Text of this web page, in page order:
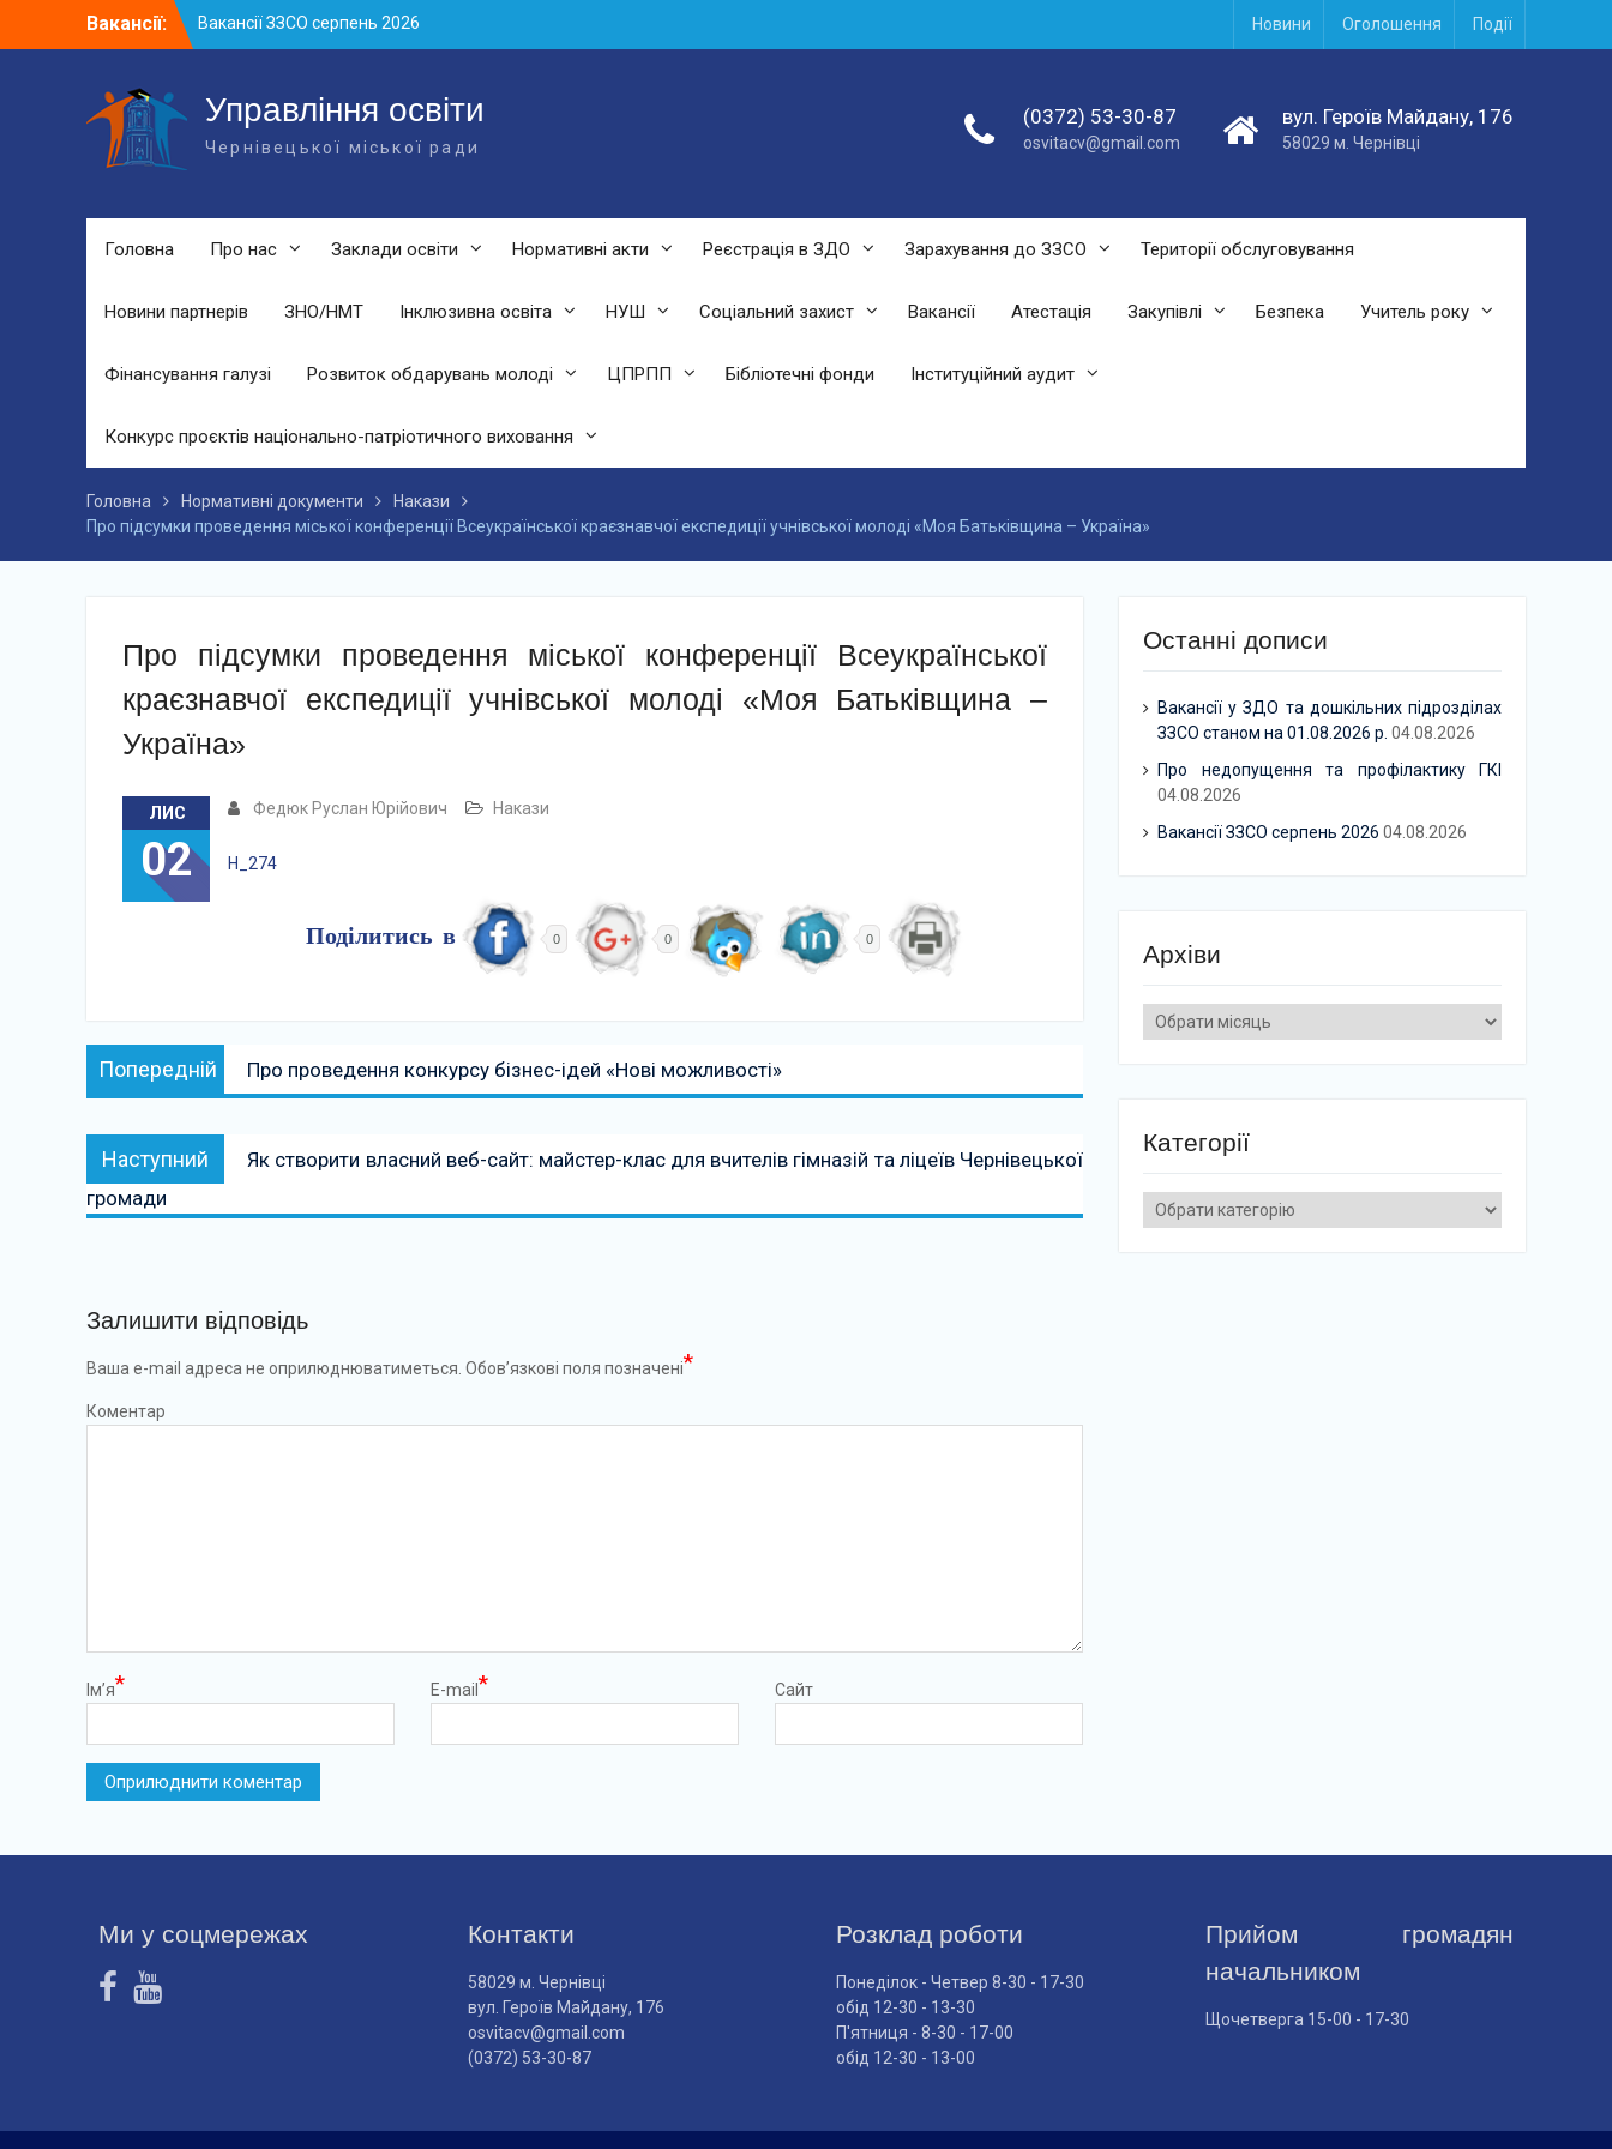
Вакансії:
Вакансії ЗЗСО серпень 2026
Вакансії ЗЗСО червень 2026
підрозділах ЗЗСО станом на 01.08.2026
р.
Новини Оголошення Події
Управління освіти
Чернівецької міської ради
(0372) 53-30-87
osvitacv@gmail.com
вул. Героїв Майдану, 176
58029 м. Чернівці
Головна Про нас Заклади освіти Нормативні акти Реєстрація в ЗДО Зарахування до ЗЗСО Території обслуговування
Новини партнерів ЗНО/НМТ Інклюзивна освіта НУШ Соціальний захист Вакансії Атестація Закупівлі Безпека Учитель року
Фінансування галузі Розвиток обдарувань молоді ЦПРПП Бібліотечні фонди Інституційний аудит
Конкурс проєктів національно-патріотичного виховання
Головна Нормативні документи
Накази
Про підсумки проведення міської конференції Всеукраїнської краєзнавчої експедиції учнівської молоді «Моя Батьківщина – Україна»
Про підсумки проведення міської конференції Всеукраїнської
краєзнавчої експедиції учнівської молоді «Моя Батьківщина –
Україна»
ЛИС
02
Федюк Руслан Юрійович Накази
Н_274
Поділитись в 0 0 0
Навігація
записів
Попередній Попередній:
Про проведення конкурсу бізнес-ідей «Нові можливості»
Наступний Наступний:
Як створити власний веб-сайт: майстер-клас для вчителів гімназій та ліцеїв Чернівецької
громади
Залишити відповідь
Ваша e-mail адреса не оприлюднюватиметься. Обов’язкові поля позначені*
Коментар
Ім’я* E-mail * Сайт
Останні дописи
Вакансії у ЗДО та дошкільних підрозділах
ЗЗСО станом на 01.08.2026 р. 04.08.2026
Про недопущення та профілактику ГКІ
04.08.2026
Вакансії ЗЗСО серпень 2026 04.08.2026
Архіви
Архіви
Категорії
Категорії
Ми у соцмережах Контакти
58029 м. Чернівці
вул. Героїв Майдану, 176
osvitacv@gmail.com
(0372) 53-30-87
Розклад роботи
Понеділок - Четвер 8-30 - 17-30
обід 12-30 - 13-30
П'ятниця - 8-30 - 17-00
обід 12-30 - 13-00
Прийом громадян
начальником
Щочетверга 15-00 - 17-30